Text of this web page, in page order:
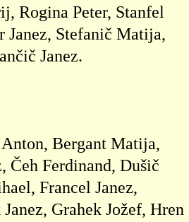
Rogina Peter, Stanfel
Janez, Stefanič Matija,
Janez.
Bergant Matija,
Čeh Ferdinand, Dušič
Francel Janez,
Grahek Jožef, Hren